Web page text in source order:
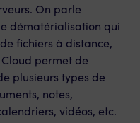
On parle
dématérialisation qui
fichiers à distance,
permet de
plusieurs types de
notes,
vidéos, etc.